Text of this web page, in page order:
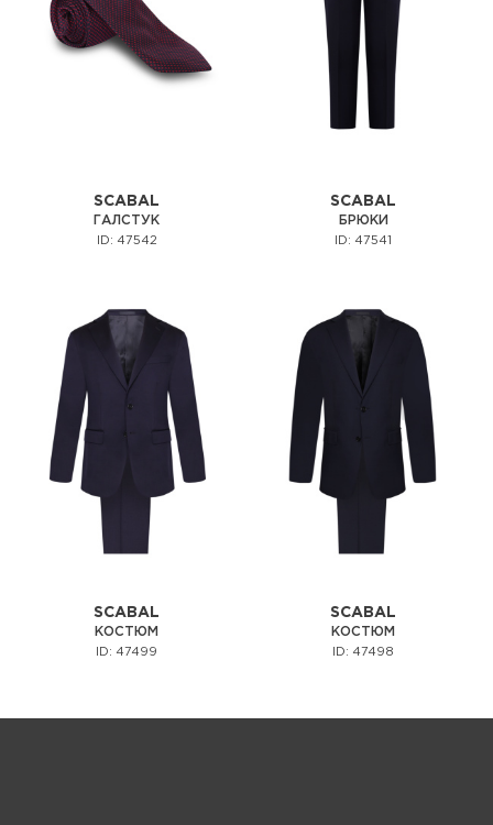
SCABAL
ГАЛСТУК
ID: 47542
SCABAL
БРЮКИ
ID: 47541
SCABAL
КОСТЮМ
ID: 47499
SCABAL
КОСТЮМ
ID: 47498